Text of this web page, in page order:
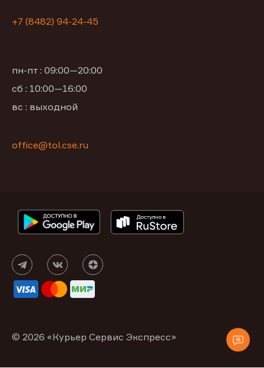
+7 (8482) 94-24-45
пн-пт : 09:00—20:00
сб : 10:00—16:00
вс : выходной
office@tol.cse.ru
© 2026 «Курьер Сервис Экспресс»